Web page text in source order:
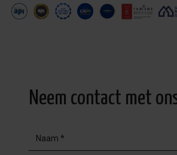
Neem contact met